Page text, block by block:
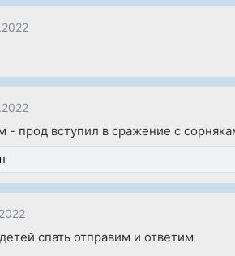
- прод вступил в сражение с
спать отправим и ответим